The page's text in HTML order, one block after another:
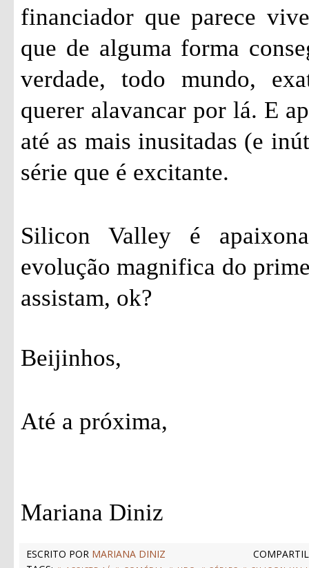
financiador que parece
que de alguma forma
verdade, todo mundo,
querer alavancar por lá. E
até as mais inusitadas (e
série que é excitante.
Silicon Valley é
evolução magnifica do
assistam, ok?
Beijinhos,
Até a próxima,
Mariana Diniz
ESCRITO POR MARIANA DINIZ